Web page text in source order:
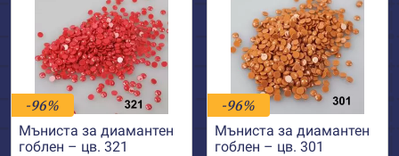
-96%
Мъниста за диамантен
гоблен – цв. 321
-96%
Мъниста за диамантен
гоблен – цв. 301